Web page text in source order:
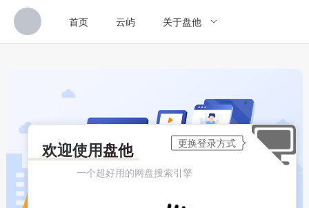
首页 云屿 关于盘他
欢迎使用盘他
一个超好用的网盘搜索引擎